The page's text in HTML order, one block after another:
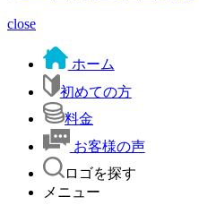
close
ホーム
初めての方
料金
お客様の声
ロゴを探す
メニュー